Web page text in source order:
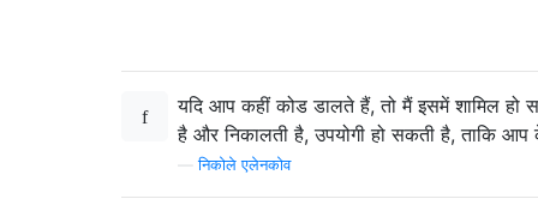
यदि आप कहीं कोड डालते हैं, तो मैं इसमें शामिल
है और निकालती है, उपयोगी हो सकती है, ताकि
—निकोले एलेनकोव